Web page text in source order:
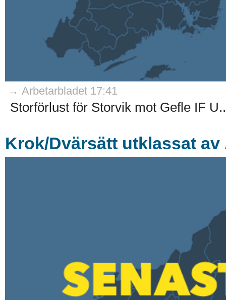
→ Arbetarbladet 17:41
Storförlust för Storvik mot Gefle IF U..
Krok/Dvärsätt utklassat av